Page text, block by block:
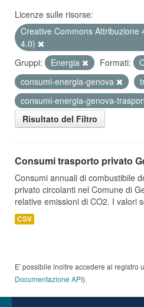
Licenze sulle risorse:
Creative Commons Attribuzione
4.0)
Gruppi:
Energia Formati:
consumi-energia-genova
consumi-energia-genova-
Risultato del Filtro
Consumi trasporto privato
Consumi annuali di combustibile
privato circolanti nel Comune di
relative emissioni di CO2. I valori
CSV
E' possibile inoltre accedere al registro
Documentazione API).